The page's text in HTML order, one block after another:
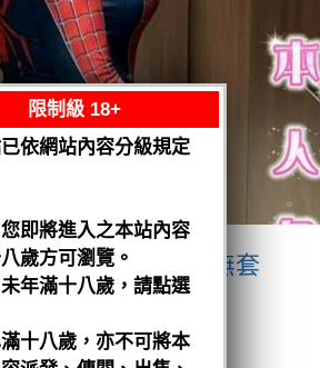
小璇
馬來$2000 .無套
閱讀全文
限制級 18+
依網站內容分級規定
即將進入之本站內容
歲方可瀏覽。
年滿十八歲，請點選
十八歲，亦不可將本